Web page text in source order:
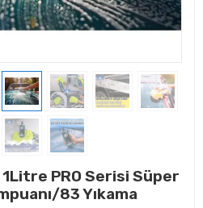
PRO Serisi Süper
83 Yıkama